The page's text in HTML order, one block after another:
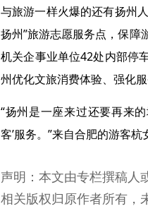
与旅游一样火爆的还有扬州
扬州”旅游志愿服务点，保障
机关企事业单位42处内部停
州优化文旅消费体验、强化
“扬州是一座来过还要再来
客’服务。”来自合肥的游客杭
声明：本文由专栏撰稿人
相关版权归原作者所有，